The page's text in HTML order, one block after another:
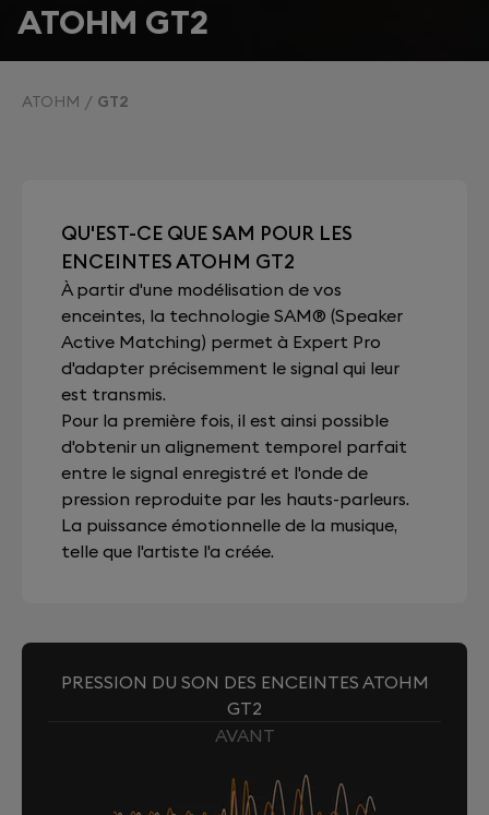
ATOHM GT2
ATOHM GT2
QU'EST-CE QUE SAM POUR LES
ENCEINTES ATOHM GT2
À partir d'une modélisation de vos
enceintes, la technologie SAM® (Speaker
Active Matching) permet à Expert Pro
d'adapter précisemment le signal qui leur
est transmis.
Pour la première fois, il est ainsi possible
d'obtenir un alignement temporel parfait
entre le signal enregistré et l'onde de
pression reproduite par les hauts-parleurs.
La puissance émotionnelle de la musique,
telle que l'artiste l'a créée.
PRESSION DU SON DES ENCEINTES ATOHM
GT2
AVANT